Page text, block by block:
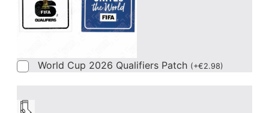
World Cup 2026 Qualifiers Patch (+€2.98)